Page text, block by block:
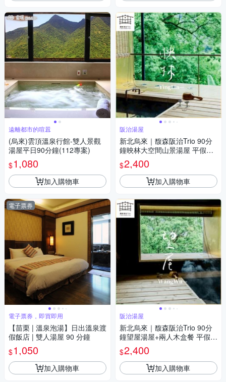
遠離都市的喧囂
(烏來)雲頂溫泉行館-雙人景觀
湯屋平日90分鐘(112專案)
$1,080
加入購物車
電子票券
電子票券，即買即用
【苗栗 | 溫泉泡湯】日出溫泉渡
假飯店 | 雙人湯屋 90 分鐘
$1,050
加入購物車
阪治湯屋
新北烏來｜馥森阪治Trio 90分
鐘映林大空間山景湯屋 平假日
通用券 淡季方案(MO26)
$2,400
加入購物車
阪治湯屋
新北烏來｜馥森阪治Trio 90分
鐘望屋湯屋+兩人木盒餐 平假日
通用券 淡季方案(MO26)
$2,400
加入購物車